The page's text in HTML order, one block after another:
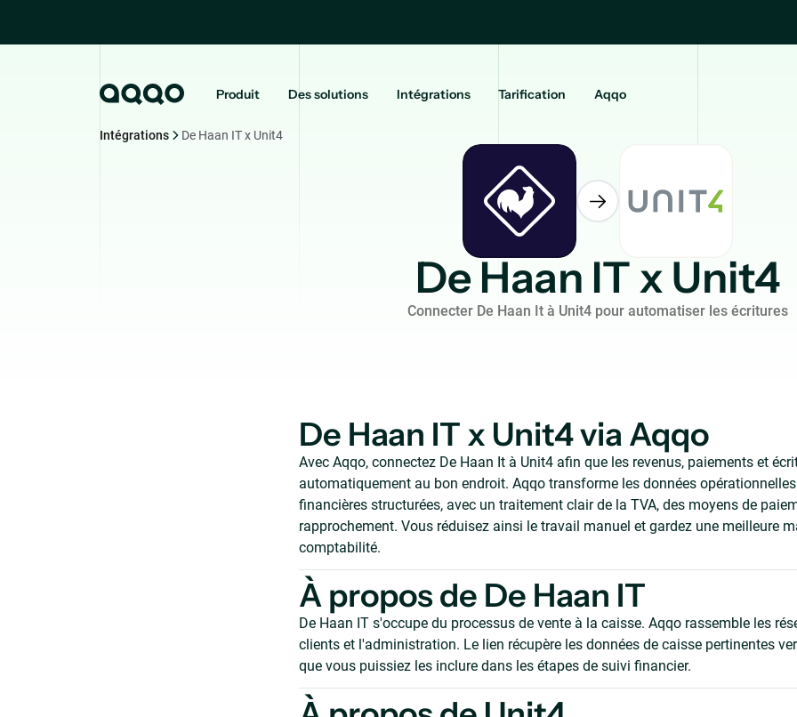
Produit Des solutions Intégrations Tarification Aqqo
Intégrations De Haan IT x Unit4
De Haan IT x Unit4
Connecter De Haan It à Unit4 pour automatiser les écritures
De Haan IT x Unit4 via Aqqo
Avec Aqqo, connectez De Haan It à Unit4 afin que les revenus, paiements et
automatiquement au bon endroit. Aqqo transforme les données
financières structurées, avec un traitement clair de la TVA, des moyens de
rapprochement. Vous réduisez ainsi le travail manuel et gardez une meilleure
comptabilité.
À propos de De Haan IT
De Haan IT s'occupe du processus de vente à la caisse. Aqqo rassemble les
clients et l'administration. Le lien récupère les données de caisse pertinentes
que vous puissiez les inclure dans les étapes de suivi financier.